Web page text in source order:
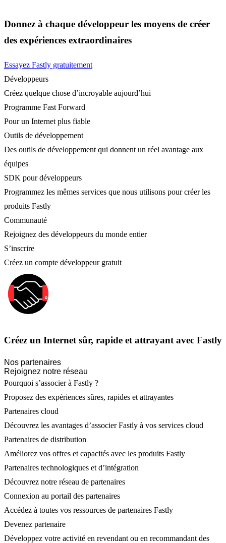
Donnez à chaque développeur les moyens de créer
des expériences extraordinaires
Essayez Fastly gratuitement
Développeurs
Créez quelque chose d’incroyable aujourd’hui
Programme Fast Forward
Pour un Internet plus fiable
Outils de développement
Des outils de développement qui donnent un réel avantage aux
équipes
SDK pour développeurs
Programmez les mêmes services que nous utilisons pour créer les
produits Fastly
Communauté
Rejoignez des développeurs du monde entier
S’inscrire
Créez un compte développeur gratuit
Créez un Internet sûr, rapide et attrayant avec Fastly
Nos partenaires
Rejoignez notre réseau
Pourquoi s’associer à Fastly ?
Proposez des expériences sûres, rapides et attrayantes
Partenaires cloud
Découvrez les avantages d’associer Fastly à vos services cloud
Partenaires de distribution
Améliorez vos offres et capacités avec les produits Fastly
Partenaires technologiques et d’intégration
Découvrez notre réseau de partenaires
Connexion au portail des partenaires
Accédez à toutes vos ressources de partenaires Fastly
Devenez partenaire
Développez votre activité en revendant ou en recommandant des